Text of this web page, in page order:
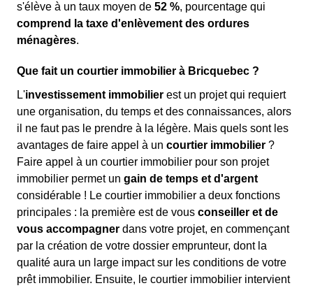
s'élève à un taux moyen de 52 %, pourcentage qui
comprend la taxe d'enlèvement des ordures
ménagères.
Que fait un courtier immobilier à Bricquebec ?
L'investissement immobilier est un projet qui requiert
une organisation, du temps et des connaissances, alors
il ne faut pas le prendre à la légère. Mais quels sont les
avantages de faire appel à un courtier immobilier ?
Faire appel à un courtier immobilier pour son projet
immobilier permet un gain de temps et d'argent
considérable ! Le courtier immobilier a deux fonctions
principales : la première est de vous conseiller et de
vous accompagner dans votre projet, en commençant
par la création de votre dossier emprunteur, dont la
qualité aura un large impact sur les conditions de votre
prêt immobilier. Ensuite, le courtier immobilier intervient